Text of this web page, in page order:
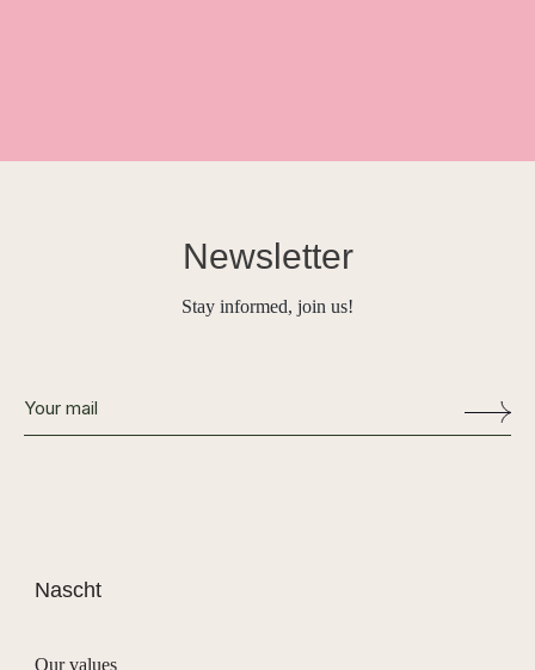
Newsletter
Stay informed, join us!
Nascht
Our values